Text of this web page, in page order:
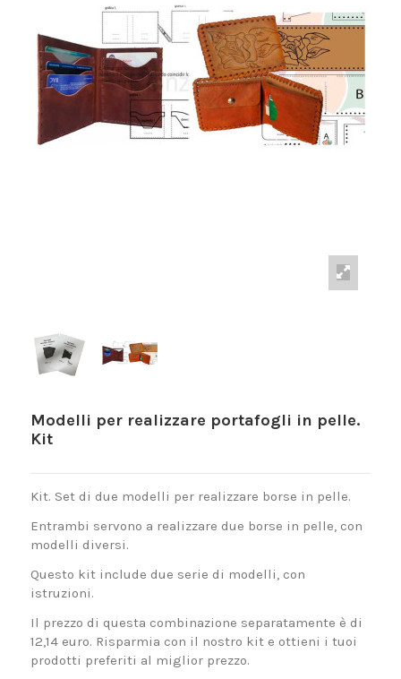
Modelli per realizzare portafogli in pelle.
Kit
Kit. Set di due modelli per realizzare borse in pelle.
Entrambi servono a realizzare due borse in pelle, con
modelli diversi.
Questo kit include due serie di modelli, con
istruzioni.
Il prezzo di questa combinazione separatamente è di
12,14 euro. Risparmia con il nostro kit e ottieni i tuoi
prodotti preferiti al miglior prezzo.